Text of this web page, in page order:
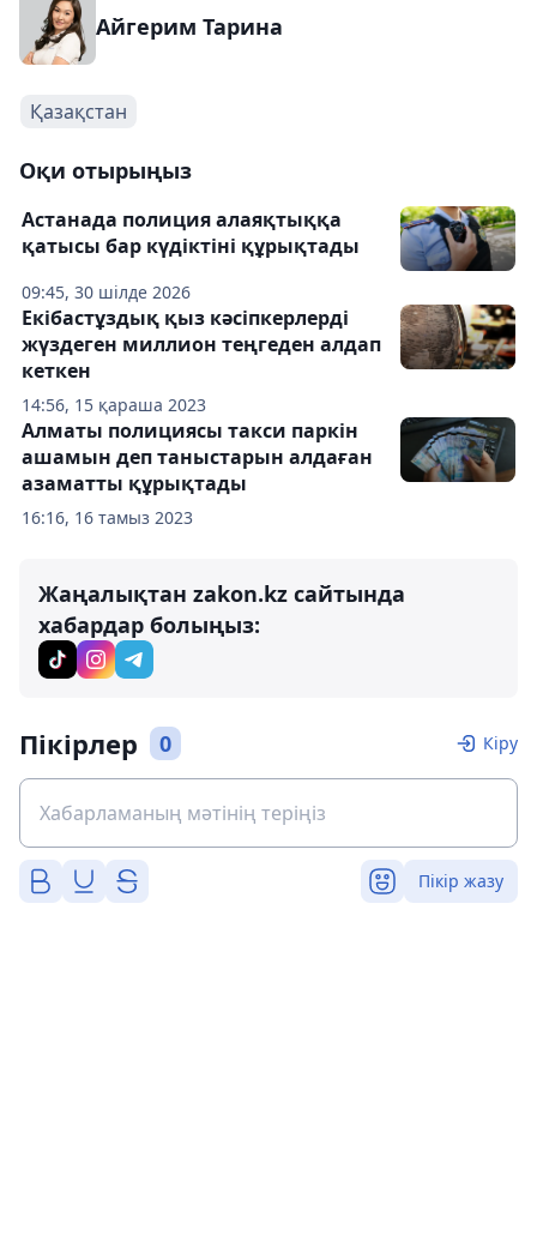
Айгерим Тарина
Қазақстан
Оқи отырыңыз
09:45, 30 шілде 2026
Астанада полиция алаяқтыққа
қатысы бар күдіктіні құрықтады
14:56, 15 қараша 2023
Екібастұздық қыз кәсіпкерлерді
жүздеген миллион теңгеден алдап
кеткен
16:16, 16 тамыз 2023
Алматы полициясы такси паркін
ашамын деп таныстарын алдаған
азаматты құрықтады
Жаңалықтан zakon.kz сайтында
хабардар болыңыз:
Пікірлер 0 Кіру
Пікір жазу